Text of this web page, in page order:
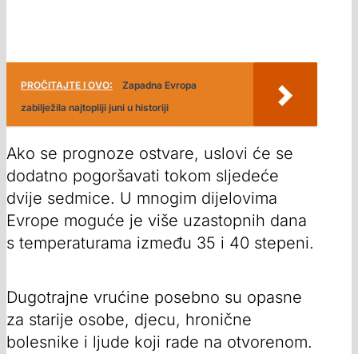
PROČITAJTE I OVO:
Zapadna Evropa
zabilježila najtopliji juni u historiji
Ako se prognoze ostvare, uslovi će se
dodatno pogoršavati tokom sljedeće
dvije sedmice. U mnogim dijelovima
Evrope moguće je više uzastopnih dana
s temperaturama između 35 i 40 stepeni.
Dugotrajne vrućine posebno su opasne
za starije osobe, djecu, hronične
bolesnike i ljude koji rade na otvorenom.